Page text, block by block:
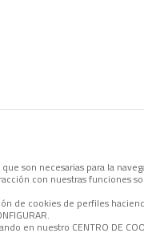
son necesarias para la
con nuestras funciones
de cookies de perfiles
en nuestro CENTRO DE